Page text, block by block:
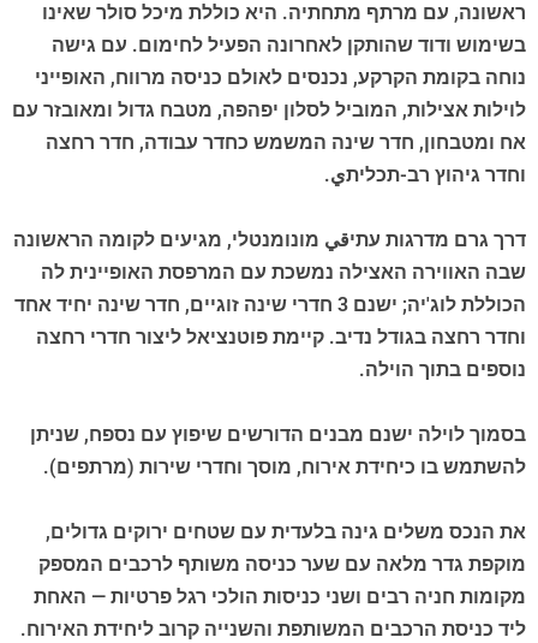
ראשונה, עם מרתף מתחתיה. היא כוללת מיכל סולר שאינו
בשימוש ודוד שהותקן לאחרונה הפעיל לחימום. עם גישה
נוחה בקומת הקרקע, נכנסים לאולם כניסה מרווח, האופייני
לוילות אצילות, המוביל לסלון יפהפה, מטבח גדול ומאובזר עם
אח ומטבחון, חדר שינה המשמש כחדר עבודה, חדר רחצה
וחדר גיהוץ רב-תכליתي.
דרך גרם מדרגות עתיقي מונומנטלי, מגיעים לקומה הראשונה
שבה האווירה האצילה נמשכת עם המרפסת האופיינית לה
הכוללת לוג'יה; ישנם 3 חדרי שינה זוגיים, חדר שינה יחיד אחד
וחדר רחצה בגודל נדיב. קיימת פוטנציאל ליצור חדרי רחצה
נוספים בתוך הוילה.
בסמוך לוילה ישנם מבנים הדורשים שיפוץ עם נספח, שניתן
להשתמש בו כיחידת אירוח, מוסך וחדרי שירות (מרתפים).
את הנכס משלים גינה בלעדית עם שטחים ירוקים גדולים,
מוקפת גדר מלאה עם שער כניסה משותף לרכבים המספק
מקומות חניה רבים ושני כניסות הולכי רגל פרטיות — האחת
ליד כניסת הרכבים המשותפת והשנייה קרוב ליחידת האירוח.